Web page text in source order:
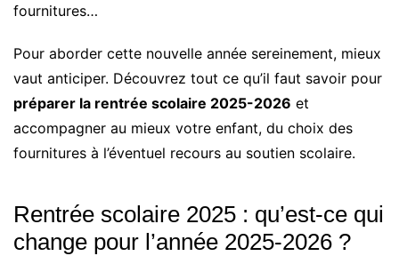
fournitures…
Pour aborder cette nouvelle année sereinement, mieux
vaut anticiper. Découvrez tout ce qu’il faut savoir pour
préparer la rentrée scolaire 2025-2026 et
accompagner au mieux votre enfant, du choix des
fournitures à l’éventuel recours au soutien scolaire.
Rentrée scolaire 2025 : qu’est-ce qui
change pour l’année 2025-2026 ?